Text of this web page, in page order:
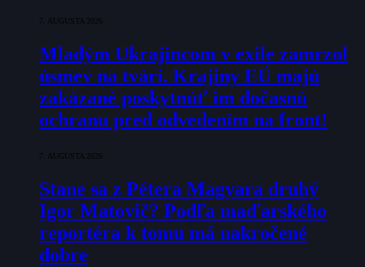
7. AUGUSTA 2026
Mladým Ukrajincom v exile zamrzol
úsmev na tvári. Krajiny EÚ majú
zakázané poskytnúť im dočasnú
ochranu pred odvedením na front!
7. AUGUSTA 2026
Stane sa z Pétera Magyara druhý
Igor Matovič? Podľa maďarského
reportéra k tomu má nakročené
dobre